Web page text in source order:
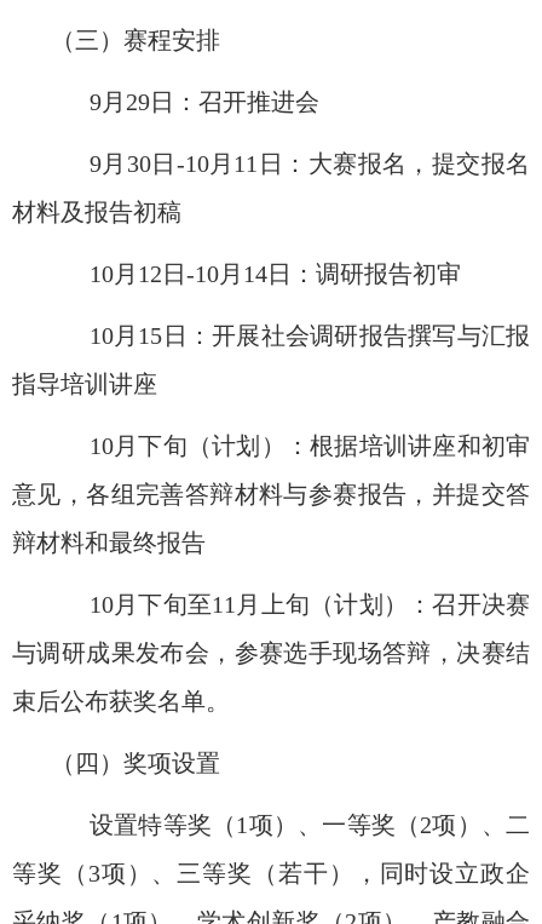
（三）赛程安排
9月 29日：召开推进会
9月 30日 -10月 11 日：大赛报名，提交报名
材料及报告初稿
10月 12 日 -10月 14日：调研报告初审
10月 15 日：开展社会调研报告撰写与汇报
指导培训讲座
10月下旬（计划）：根据培训讲座和初审
意见，各组完善答辩材料与参赛报告，并提交答
辩材料和最终报告
10月下旬至11 月上旬（计划）：召开决赛
与调研成果发布会，参赛选手现场答辩，决赛结
束后公布获奖名单。
（四） 奖项设置
设置特等奖 （1项） 、 一等奖 （2项 ） 、二
等奖 （ 3项 ） 、 三等奖 （若干），同时设立政企